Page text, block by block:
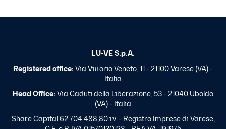
LU-VE S.p.A.
Registered office: Via Vittorio Veneto, 11 - 21100 Varese (VA) -
Italia
Head Office: Via Caduti della Liberazione, 53 - 21040 Uboldo
(VA) - Italia
Share Capital 62.704.488,80 i.v. - Registro Imprese di Varese,